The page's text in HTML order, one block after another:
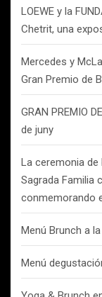
LOEWE y la
Chetrit, una
Mercedes y
Gran Premio de
GRAN PREMIO
de juny
La ceremonia
Sagrada Familia
conmemorando
Menú Brunch a
Menú